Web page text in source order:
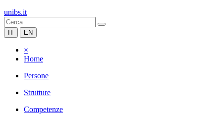
unibs.it
IT EN
×
Home
Persone
Strutture
Competenze